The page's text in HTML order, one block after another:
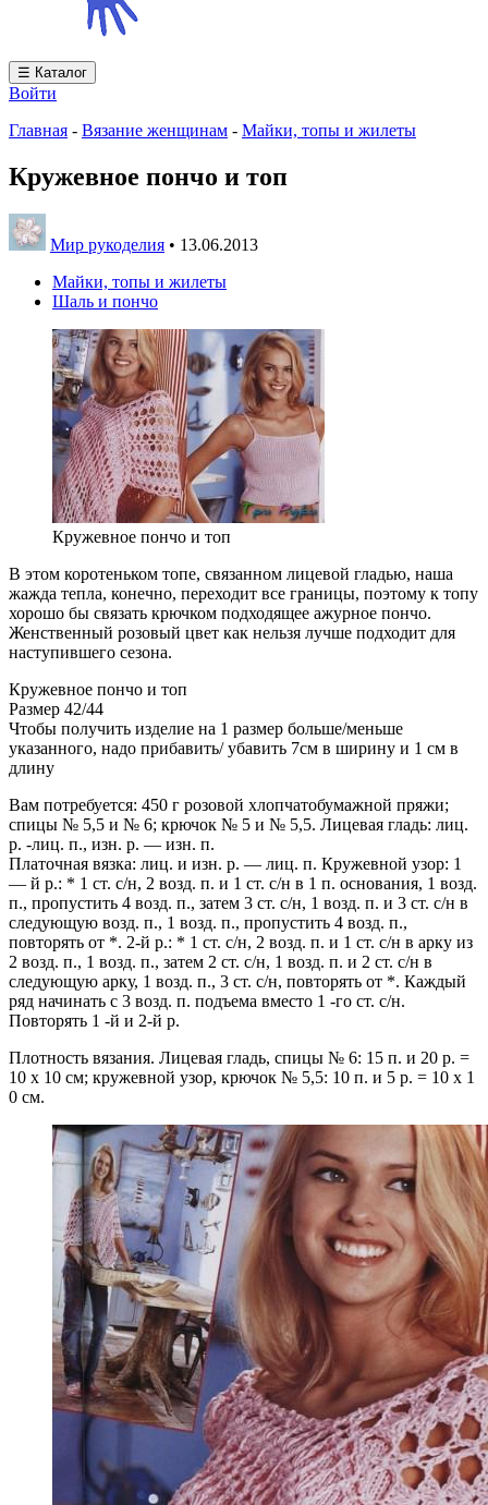
☰ Каталог
Войти
Главная - Вязание женщинам - Майки, топы и жилеты
Кружевное пончо и топ
Мир рукоделия • 13.06.2013
Майки, топы и жилеты
Шаль и пончо
Кружевное пончо и топ
В этом коротеньком топе, связанном лицевой гладью, наша
жажда тепла, конечно, переходит все границы, поэтому к топу
хорошо бы связать крючком подходящее ажурное пончо.
Женственный розовый цвет как нельзя лучше подходит для
наступившего сезона.
Кружевное пончо и топ
Размер 42/44
Чтобы получить изделие на 1 размер больше/меньше
указанного, надо прибавить/ убавить 7см в ширину и 1 см в
длину
Вам потребуется: 450 г розовой хлопчатобумажной пряжи;
спицы № 5,5 и № 6; крючок № 5 и № 5,5. Лицевая гладь: лиц.
р. -лиц. п., изн. р. — изн. п.
Платочная вязка: лиц. и изн. р. — лиц. п. Кружевной узор: 1
— й р.: * 1 ст. с/н, 2 возд. п. и 1 ст. с/н в 1 п. основания, 1 возд.
п., пропустить 4 возд. п., затем 3 ст. с/н, 1 возд. п. и 3 ст. с/н в
следующую возд. п., 1 возд. п., пропустить 4 возд. п.,
повторять от *. 2-й р.: * 1 ст. с/н, 2 возд. п. и 1 ст. с/н в арку из
2 возд. п., 1 возд. п., затем 2 ст. с/н, 1 возд. п. и 2 ст. с/н в
следующую арку, 1 возд. п., 3 ст. с/н, повторять от *. Каждый
ряд начинать с 3 возд. п. подъема вместо 1 -го ст. с/н.
Повторять 1 -й и 2-й р.
Плотность вязания. Лицевая гладь, спицы № 6: 15 п. и 20 р. =
10 х 10 см; кружевной узор, крючок № 5,5: 10 п. и 5 р. = 10 х 1
0 см.